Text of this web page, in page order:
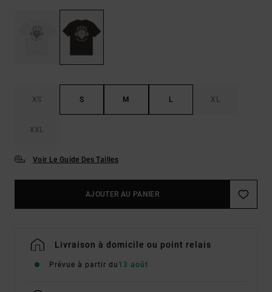
XS S M L XL
XXL
Voir Le Guide Des Tailles
AJOUTER AU PANIER
Livraison à domicile ou point relais
Prévue à partir du 13 août